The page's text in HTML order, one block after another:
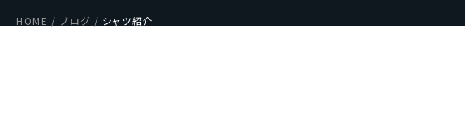
HOME ブログ シャツ紹介